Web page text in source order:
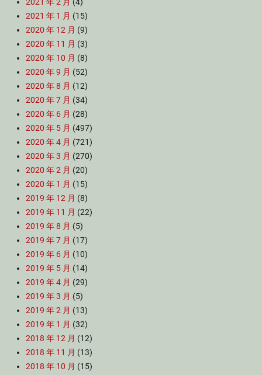
2021 年 1 月 (15)
2020 年 12 月 (9)
2020 年 11 月 (3)
2020 年 10 月 (8)
2020 年 9 月 (52)
2020 年 8 月 (12)
2020 年 7 月 (34)
2020 年 6 月 (28)
2020 年 5 月 (497)
2020 年 4 月 (721)
2020 年 3 月 (270)
2020 年 2 月 (20)
2020 年 1 月 (15)
2019 年 12 月 (8)
2019 年 11 月 (22)
2019 年 8 月 (5)
2019 年 7 月 (17)
2019 年 6 月 (10)
2019 年 5 月 (14)
2019 年 4 月 (29)
2019 年 3 月 (5)
2019 年 2 月 (13)
2019 年 1 月 (32)
2018 年 12 月 (12)
2018 年 11 月 (13)
2018 年 10 月 (15)